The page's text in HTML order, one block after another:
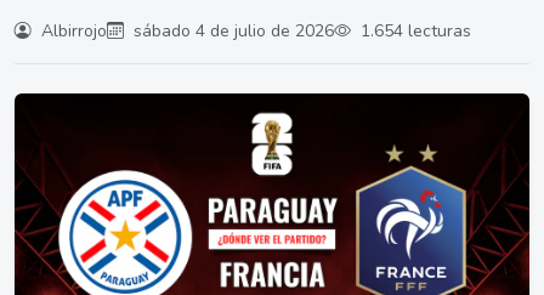
Albirrojo sábado 4 de julio de 2026 1.654 lecturas